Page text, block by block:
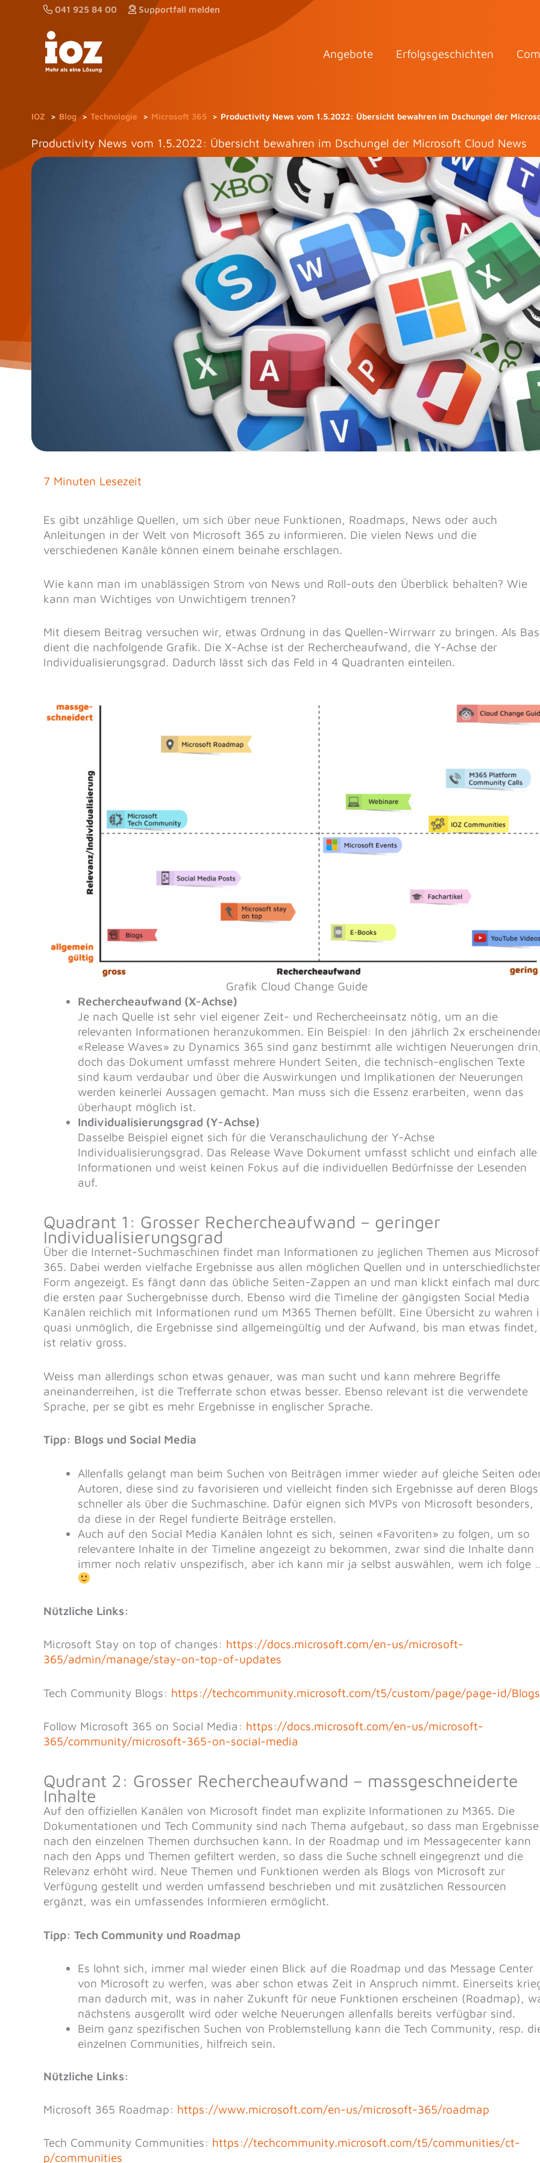
041 925 84 00 Supportfall melden
Angebote Erfolgsgeschichten
IOZ Blog Technologie Microsoft 365 Productivity News vom 1.5.2022: Übersicht bewahren im Dschungel der
Productivity News vom 1.5.2022: Übersicht bewahren im Dschungel der Microsoft Cloud News
7 Minuten Lesezeit
Es gibt unzählige Quellen, um sich über neue Funktionen, Roadmaps, News oder auch
Anleitungen in der Welt von Microsoft 365 zu informieren. Die vielen News und die
verschiedenen Kanäle können einem beinahe erschlagen.
Wie kann man im unablässigen Strom von News und Roll-outs den Überblick behalten? Wie
kann man Wichtiges von Unwichtigem trennen?
Mit diesem Beitrag versuchen wir, etwas Ordnung in das Quellen-Wirrwarr zu bringen. Als
dient die nachfolgende Grafik. Die X-Achse ist der Rechercheaufwand, die Y-Achse der
Individualisierungsgrad. Dadurch lässt sich das Feld in 4 Quadranten einteilen.
Grafik Cloud Change Guide
Rechercheaufwand (X-Achse)
Je nach Quelle ist sehr viel eigener Zeit- und Rechercheeinsatz nötig, um an die
relevanten Informationen heranzukommen. Ein Beispiel: In den jährlich 2x
«Release Waves» zu Dynamics 365 sind ganz bestimmt alle wichtigen Neuerungen
doch das Dokument umfasst mehrere Hundert Seiten, die technisch-englischen Texte
sind kaum verdaubar und über die Auswirkungen und Implikationen der Neuerungen
werden keinerlei Aussagen gemacht. Man muss sich die Essenz erarbeiten, wenn das
überhaupt möglich ist.
Individualisierungsgrad (Y-Achse)
Dasselbe Beispiel eignet sich für die Veranschaulichung der Y-Achse
Individualisierungsgrad. Das Release Wave Dokument umfasst schlicht und einfach alle
Informationen und weist keinen Fokus auf die individuellen Bedürfnisse der Lesenden
auf.
Quadrant 1: Grosser Rechercheaufwand – geringer
Individualisierungsgrad
Über die Internet-Suchmaschinen findet man Informationen zu jeglichen Themen aus
365. Dabei werden vielfache Ergebnisse aus allen möglichen Quellen und in unterschiedlichster
Form angezeigt. Es fängt dann das übliche Seiten-Zappen an und man klickt einfach mal
die ersten paar Suchergebnisse durch. Ebenso wird die Timeline der gängigsten Social Media
Kanälen reichlich mit Informationen rund um M365 Themen befüllt. Eine Übersicht zu wahren
quasi unmöglich, die Ergebnisse sind allgemeingültig und der Aufwand, bis man etwas findet,
ist relativ gross.
Weiss man allerdings schon etwas genauer, was man sucht und kann mehrere Begriffe
aneinanderreihen, ist die Trefferrate schon etwas besser. Ebenso relevant ist die verwendete
Sprache, per se gibt es mehr Ergebnisse in englischer Sprache.
Tipp: Blogs und Social Media
Allenfalls gelangt man beim Suchen von Beiträgen immer wieder auf gleiche Seiten
Autoren, diese sind zu favorisieren und vielleicht finden sich Ergebnisse auf deren Blogs
schneller als über die Suchmaschine. Dafür eignen sich MVPs von Microsoft besonders,
da diese in der Regel fundierte Beiträge erstellen.
Auch auf den Social Media Kanälen lohnt es sich, seinen «Favoriten» zu folgen, um so
relevantere Inhalte in der Timeline angezeigt zu bekommen, zwar sind die Inhalte dann
immer noch relativ unspezifisch, aber ich kann mir ja selbst auswählen, wem ich folge
Nützliche Links:
Microsoft Stay on top of changes: https://docs.microsoft.com/en-us/microsoft-
365/admin/manage/stay-on-top-of-updates
Tech Community Blogs: https://techcommunity.microsoft.com/t5/custom/page/page-id/Blogs
Follow Microsoft 365 on Social Media: https://docs.microsoft.com/en-us/microsoft-
365/community/microsoft-365-on-social-media
Qudrant 2: Grosser Rechercheaufwand – massgeschneiderte
Inhalte
Auf den offiziellen Kanälen von Microsoft findet man explizite Informationen zu M365. Die
Dokumentationen und Tech Community sind nach Thema aufgebaut, so dass man Ergebnisse
nach den einzelnen Themen durchsuchen kann. In der Roadmap und im Messagecenter kann
nach den Apps und Themen gefiltert werden, so dass die Suche schnell eingegrenzt und die
Relevanz erhöht wird. Neue Themen und Funktionen werden als Blogs von Microsoft zur
Verfügung gestellt und werden umfassend beschrieben und mit zusätzlichen Ressourcen
ergänzt, was ein umfassendes Informieren ermöglicht.
Tipp: Tech Community und Roadmap
Es lohnt sich, immer mal wieder einen Blick auf die Roadmap und das Message Center
von Microsoft zu werfen, was aber schon etwas Zeit in Anspruch nimmt. Einerseits
man dadurch mit, was in naher Zukunft für neue Funktionen erscheinen (Roadmap),
nächstens ausgerollt wird oder welche Neuerungen allenfalls bereits verfügbar sind.
Beim ganz spezifischen Suchen von Problemstellung kann die Tech Community, resp.
einzelnen Communities, hilfreich sein.
Nützliche Links:
Microsoft 365 Roadmap: https://www.microsoft.com/en-us/microsoft-365/roadmap
Tech Community Communities: https://techcommunity.microsoft.com/t5/communities/ct-
p/communities